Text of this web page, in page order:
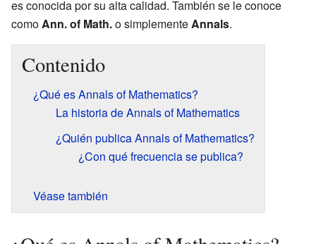
es conocida por su alta calidad. También se le conoce
comoAnn. of Math.o simplementeAnnals.
Contenido
¿Qué es Annals of Mathematics?
La historia de Annals of Mathematics
¿Quién publica Annals of Mathematics?
¿Con qué frecuencia se publica?
Véase también